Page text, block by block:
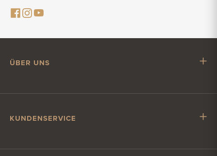
ÜBER UNS
Stellenangebote
KUNDENSERVICE